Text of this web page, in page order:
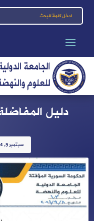
دليل المفاضلة
سبتمبر 9, 2024